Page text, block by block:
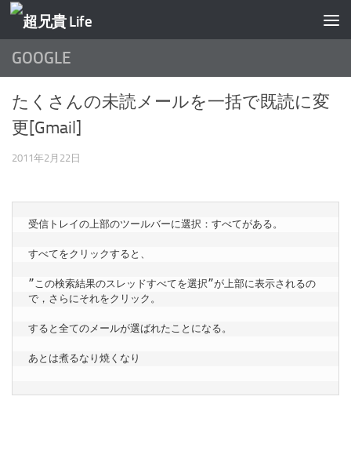
コンテンツへスキップ
GOOGLE
たくさんの未読メールを一括で既読に変
更[Gmail]
2011年2月22日
受信トレイの上部のツールバーに選択：すべてがある。
すべてをクリックすると、
”この検索結果のスレッドすべてを選択”が上部に表示されるの
で，さらにそれをクリック。
すると全てのメールが選ばれたことになる。
あとは煮るなり焼くなり